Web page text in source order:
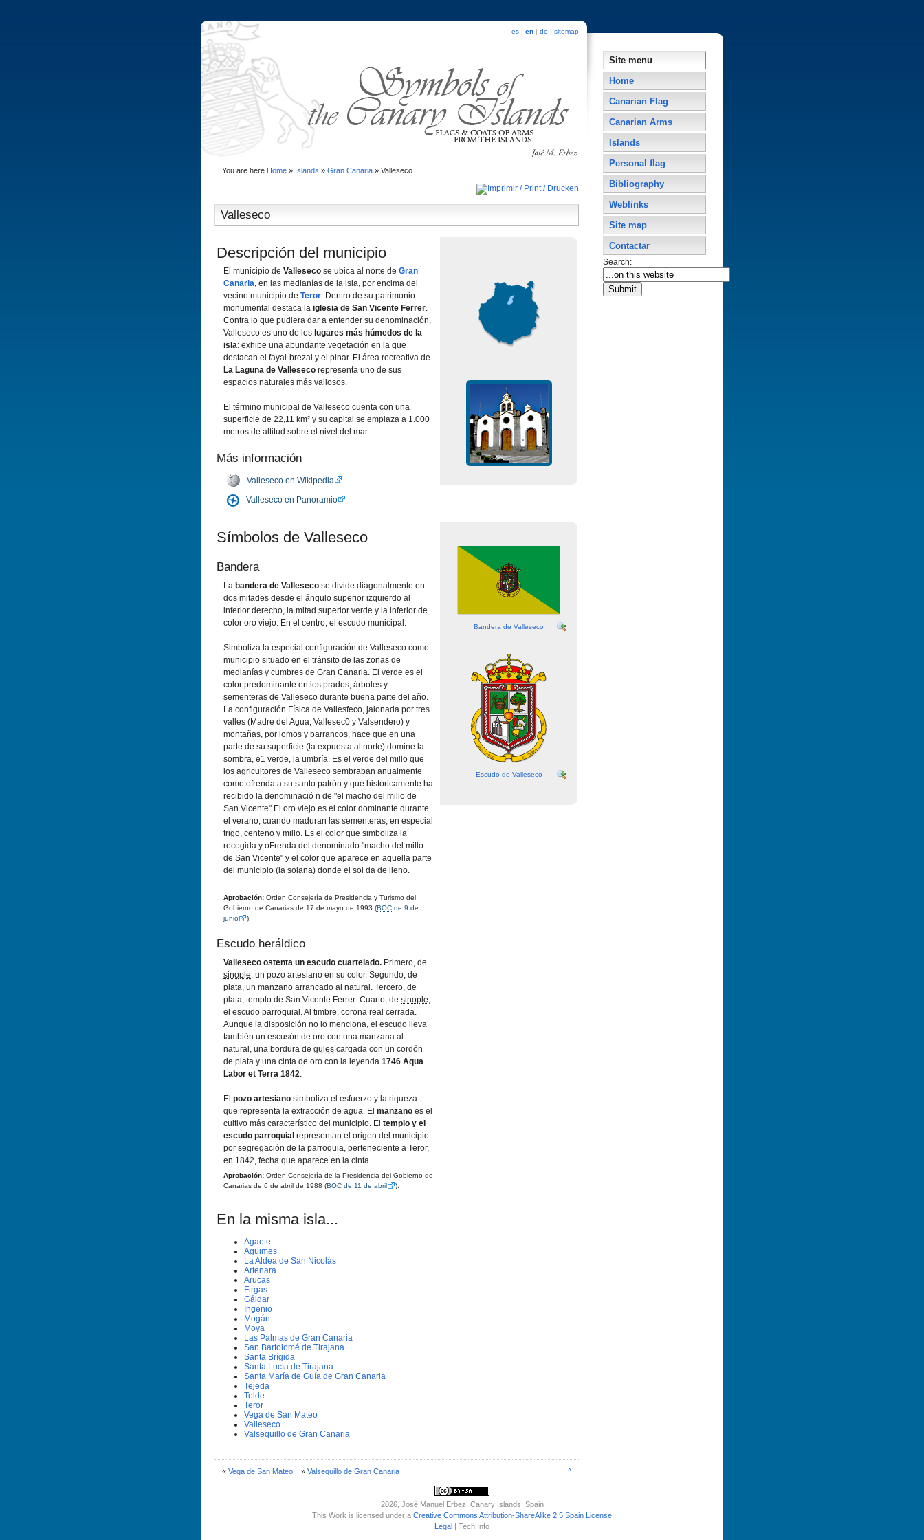
es | en | de | sitemap
You are here Home» Islands » Gran Canaria» Valleseco
Valleseco
Descripción del municipio
El municipio de Valleseco se ubica al norte de Gran
Canaria, en las medianí­as de la isla, por encima del
vecino municipio de Teror. Dentro de su patrimonio
monumental destaca la iglesia de San Vicente Ferrer.
Contra lo que pudiera dar a entender su denominación,
Valleseco es uno de los lugares más húmedos de la
isla: exhibe una abundante vegetación en la que
destacan el fayal-brezal y el pinar. El área recreativa de
La Laguna de Valleseco representa uno de sus
espacios naturales más valiosos.
El término municipal de Valleseco cuenta con una
superficie de 22,11 km² y su capital se emplaza a 1.000
metros de altitud sobre el nivel del mar.
Más información
Valleseco en Wikipedia
Valleseco en Panoramio
Sí­mbolos de Valleseco
Bandera
La bandera de Valleseco se divide diagonalmente en
dos mitades desde el ángulo superior izquierdo al
inferior derecho, la mitad superior verde y la inferior de
color oro viejo. En el centro, el escudo municipal.
Simboliza la especial configuración de Valleseco como
municipio situado en el tránsito de las zonas de
medianías y cumbres de Gran Canaria. El verde es el
color predominante en los prados, árboles y
sementeras de Valleseco durante buena parte del año.
La configuración Física de Vallesfeco, jalonada por tres
valles (Madre del Agua, Vallesec0 y Valsendero) y
montañas, por lomos y barrancos, hace que en una
parte de su superficie (la expuesta al norte) domine la
sombra, e1 verde, la umbría. Es el verde del millo que
los agricultores de Valleseco sembraban anualmente
como ofrenda a su santo patrón y que históricamente ha
recibido la denominació n de "el macho del millo de
San Vicente".El oro viejo es el color dominante durante
el verano, cuando maduran las sementeras, en especial
trigo, centeno y millo. Es el color que simboliza la
recogida y oFrenda del denominado "macho del millo
de San Vicente" y el color que aparece en aquella parte
del municipio (la solana) donde el sol da de lleno.
Aprobación: Orden Consejerí­a de Presidencia y Turismo del
Gobierno de Canarias de 17 de mayo de 1993 (BOC de 9 de
junio
).
Escudo heráldico
Valleseco ostenta un escudo cuartelado. Primero, de
sinople, un pozo artesiano en su color. Segundo, de
plata, un manzano arrancado al natural. Tercero, de
plata, templo de San Vicente Ferrer: Cuarto, de sinople,
el escudo parroquial. Al timbre, corona real cerrada.
Aunque la disposición no lo menciona, el escudo lleva
también un escusón de oro con una manzana al
natural, una bordura de gules cargada con un cordón
de plata y una cinta de oro con la leyenda 1746 Aqua
Labor et Terra 1842.
El pozo artesiano simboliza el esfuerzo y la riqueza
que representa la extracción de agua. El manzano es el
cultivo más caracterí­stico del municipio. El templo y el
escudo parroquial representan el origen del municipio
por segregación de la parroquia, perteneciente a Teror,
en 1842, fecha que aparece en la cinta.
Aprobación: Orden Consejerí­a de la Presidencia del Gobierno de
Canarias de 6 de abril de 1988 (BOC de 11 de abril ).
En la misma isla...
Agaete
Agüimes
La Aldea de San Nicolás
Artenara
Arucas
Firgas
Gáldar
Ingenio
Mogán
Moya
Las Palmas de Gran Canaria
San Bartolomé de Tirajana
Santa Brí­gida
Santa Lucí­a de Tirajana
Santa Marí­a de Guí­a de Gran Canaria
Tejeda
Telde
Teror
Vega de San Mateo
Valleseco
Valsequillo de Gran Canaria
Bandera de Valleseco
Escudo de Valleseco
« Vega de San Mateo» Valsequillo de Gran Canaria ^
Site menu
Home
Canarian Flag
Canarian Arms
Islands
Personal flag
Bibliography
Weblinks
Site map
Contactar
Search:
2026, José Manuel Erbez. Canary Islands, Spain
This Work is licensed under a Creative Commons Attribution-ShareAlike 2.5 Spain License
Legal | Tech Info